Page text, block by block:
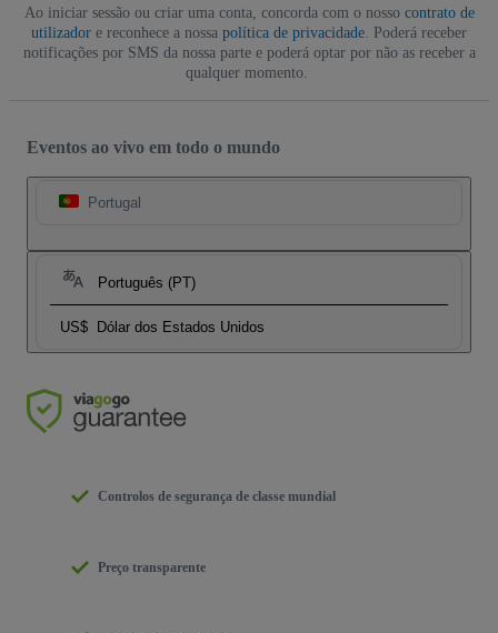
Ao iniciar sessão ou criar uma conta, concorda com o nosso contrato de
utilizador e reconhece a nossa política de privacidade. Poderá receber
notificações por SMS da nossa parte e poderá optar por não as receber a
qualquer momento.
Eventos ao vivo em todo o mundo
Portugal
Português (PT)
US$ Dólar dos Estados Unidos
Controlos de segurança de classe mundial
Preço transparente